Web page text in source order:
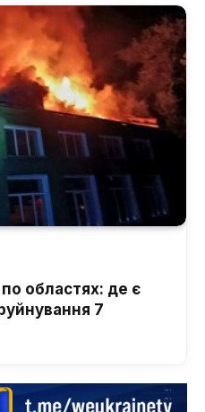
по областях: де є
7